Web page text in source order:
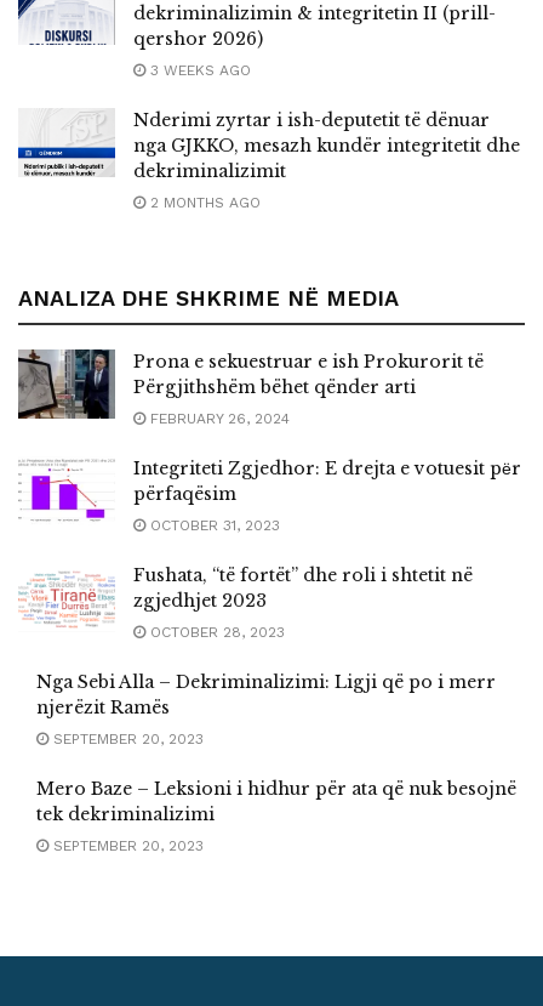
dekriminalizimin & integritetin II (prill-
qershor 2026)
3 WEEKS AGO
Nderimi zyrtar i ish-deputetit të dënuar
nga GJKKO, mesazh kundër integritetit dhe
dekriminalizimit
2 MONTHS AGO
ANALIZA DHE SHKRIME NË MEDIA
Prona e sekuestruar e ish Prokurorit të
Përgjithshëm bëhet qënder arti
FEBRUARY 26, 2024
Integriteti Zgjedhor: E drejta e votuesit pёr
përfaqësim
OCTOBER 31, 2023
Fushata, “të fortët” dhe roli i shtetit në
zgjedhjet 2023
OCTOBER 28, 2023
Nga Sebi Alla – Dekriminalizimi: Ligji që po i merr
njerëzit Ramës
SEPTEMBER 20, 2023
Mero Baze – Leksioni i hidhur për ata që nuk besojnë
tek dekriminalizimi
SEPTEMBER 20, 2023